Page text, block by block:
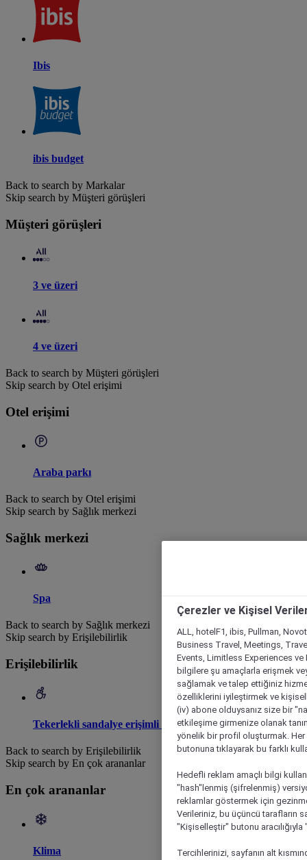
Ibis
ibis budget
Back to search by Markalar
Skip search by Müşteri görüşleri
Müşteri görüşleri
3 ve üzeri
4 ve üzeri
Back to search by Müşteri görüşleri
Skip search by Otel erişimi
Otel erişimi
Araba parkı
Back to search by Otel erişimi
Skip search by Sağlık merkezi
Sağlık merkezi
Spa
Back to search by Sağlık merkezi
Skip search by Erişilebilirlik
Erişilebilirlik
Tekerlekli sandalye erişimli otel
Back to search by Erişilebilirlik
Skip search by En çok arananlar
En çok arananlar
Klima
Çerezler ve Kişisel
ALL, hotelF1, ibis, Pullman,
Business Travel, Meetings,
Events, Limitless Experiences
bilgilere şu amaçlarla erişmek
sağlamak ve talep ettiğiniz
özelliklerini iyileştirmek ve
(iv) abone olduysanız size bir
etkileşime girmenize olanak
yönelik bir profil oluşturmak.
butonuna tıklayarak bu farklı
Hedefli reklam amaçlı bilgi
"hash"lenmiş (şifrelenmiş)
reklamlar göstermek için
Verileriniz, bu üçüncü tarafların
"Kişiselleştir" butonu
Tercihlerinizi, sayfanın alt